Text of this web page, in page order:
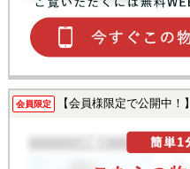
会員限定 【会員様限定で公開中！】